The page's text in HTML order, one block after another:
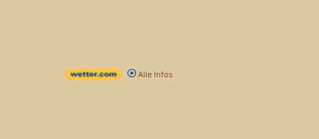
Alle Infos